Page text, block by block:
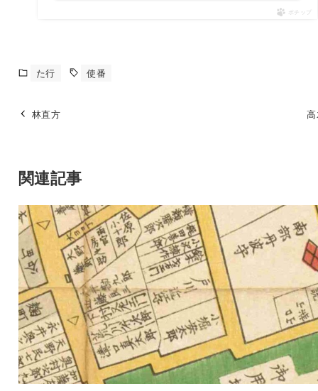
ポチップ
た行 使番
林直方
関連記事